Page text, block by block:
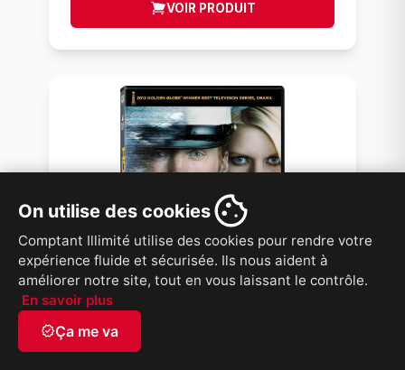
On utilise des cookies
Comptant Illimité utilise des cookies pour rendre votre
expérience fluide et sécurisée. Ils nous aident à
améliorer notre site, tout en vous laissant le contrôle.
En savoir plus
verifiedÇa me va
VOIR PRODUIT
HOMELAND SAISON 1 DVD